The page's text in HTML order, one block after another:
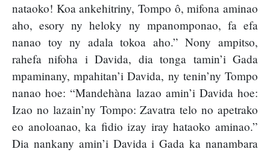
nataoko! Koa ankehitriny, Tompo ô, mifona aminao
aho, esory ny heloky ny mpanomponao, fa efa
nanao toy ny adala tokoa aho.” Nony ampitso,
rahefa nifoha i Davida, dia tonga tamin’i Gada
mpaminany, mpahitan’i Davida, ny tenin’ny Tompo
nanao hoe: “Mandehàna lazao amin’i Davida hoe:
Izao no lazain’ny Tompo: Zavatra telo no apetrako
eo anoloanao, ka fidio izay iray hataoko aminao.”
Dia nankany amin’i Davida i Gada ka nanambara